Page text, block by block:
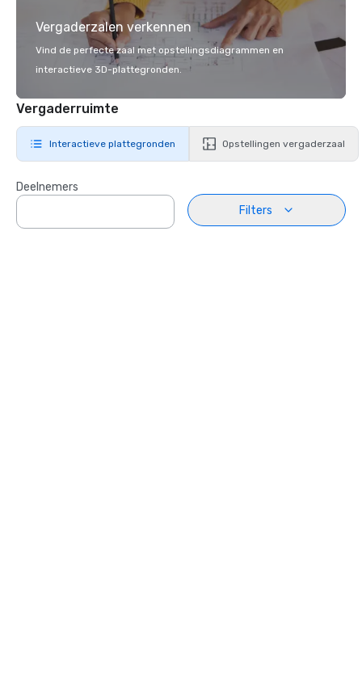
Vergaderzalen verkennen
Vind de perfecte zaal met opstellingsdiagrammen en
interactieve 3D-plattegronden.
Vergaderruimte
Interactieve plattegronden Opstellingen vergaderzaal
Deelnemers
Filters